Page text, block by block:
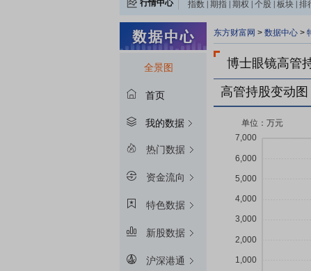
行情中心 指数 期指 期权 个股 板块 排
全景图
首页
我的数据
热门数据
资金流向
特色数据
新股数据
沪深港通
东方财富网 > 数据中心 >
博士眼镜高管
高管持股变动图